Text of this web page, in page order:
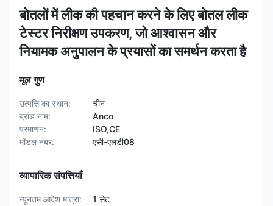
बोतलों में लीक की पहचान करने के लिए बोतल लीक
टेस्टर निरीक्षण उपकरण, जो आश्वासन और
नियामक अनुपालन के प्रयासों का समर्थन करता है
मूल गुण
उत्पत्ति का स्थान:
चीन
ब्रांड नाम:
Anco
प्रमाणन:
ISO,CE
मॉडल नंबर:
एसी-एलडी08
व्यापारिक संपत्तियाँ
न्यूनतम आदेश मात्रा:
1 सेट